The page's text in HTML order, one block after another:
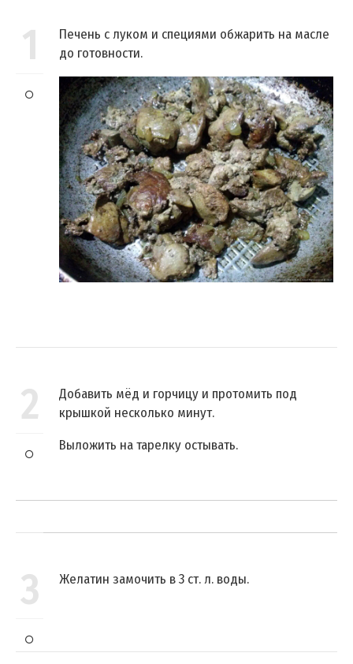
1
Печень с луком и специями обжарить на масле
до готовности.
2
Добавить мёд и горчицу и протомить под
крышкой несколько минут.
Выложить на тарелку остывать.
3 Желатин замочить в 3 ст. л. воды.